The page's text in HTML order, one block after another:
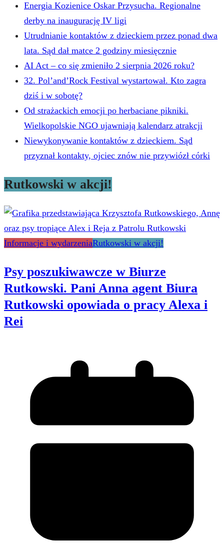
Energia Kozienice Oskar Przysucha. Regionalne
derby na inaugurację IV ligi
Utrudnianie kontaktów z dzieckiem przez ponad dwa
lata. Sąd dał matce 2 godziny miesięcznie
AI Act – co się zmieniło 2 sierpnia 2026 roku?
32. Pol’and’Rock Festival wystartował. Kto zagra
dziś i w sobotę?
Od strażackich emocji po herbaciane pikniki.
Wielkopolskie NGO ujawniają kalendarz atrakcji
Niewykonywanie kontaktów z dzieckiem. Sąd
przyznał kontakty, ojciec znów nie przywiózł córki
Rutkowski w akcji!
Informacje i wydarzeniaRutkowski w akcji!
Psy poszukiwawcze w Biurze
Rutkowski. Pani Anna agent Biura
Rutkowski opowiada o pracy Alexa i
Rei